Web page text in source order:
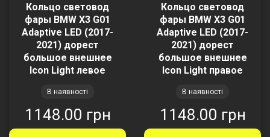
Кольцо световод
фары BMW X3 G01
Adaptive LED (2017-
2021) дорест
большое внешнее
Icon Light левое
В наявності
1148.00 грн
Кольцо световод
фары BMW X3 G01
Adaptive LED (2017-
2021) дорест
большое внешнее
Icon Light правое
В наявності
1148.00 грн